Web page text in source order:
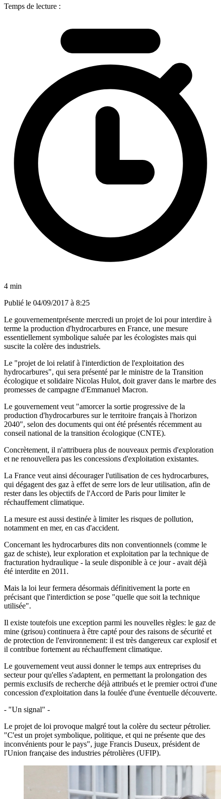
Temps de lecture :
4 min
Publié le 04/09/2017 à 8:25
Le gouvernementprésente mercredi un projet de loi pour interdire à
terme la production d'hydrocarbures en France, une mesure
essentiellement symbolique saluée par les écologistes mais qui
suscite la colère des industriels.
Le "projet de loi relatif à l'interdiction de l'exploitation des
hydrocarbures", qui sera présenté par le ministre de la Transition
écologique et solidaire Nicolas Hulot, doit graver dans le marbre des
promesses de campagne d'Emmanuel Macron.
Le gouvernement veut "amorcer la sortie progressive de la
production d'hydrocarbures sur le territoire français à l'horizon
2040", selon des documents qui ont été présentés récemment au
conseil national de la transition écologique (CNTE).
Concrètement, il n'attribuera plus de nouveaux permis d'exploration
et ne renouvellera pas les concessions d'exploitation existantes.
La France veut ainsi décourager l'utilisation de ces hydrocarbures,
qui dégagent des gaz à effet de serre lors de leur utilisation, afin de
rester dans les objectifs de l'Accord de Paris pour limiter le
réchauffement climatique.
La mesure est aussi destinée à limiter les risques de pollution,
notamment en mer, en cas d'accident.
Concernant les hydrocarbures dits non conventionnels (comme le
gaz de schiste), leur exploration et exploitation par la technique de
fracturation hydraulique - la seule disponible à ce jour - avait déjà
été interdite en 2011.
Mais la loi leur fermera désormais définitivement la porte en
précisant que l'interdiction se pose "quelle que soit la technique
utilisée".
Il existe toutefois une exception parmi les nouvelles règles: le gaz de
mine (grisou) continuera à être capté pour des raisons de sécurité et
de protection de l'environnement: il est très dangereux car explosif et
il contribue fortement au réchauffement climatique.
Le gouvernement veut aussi donner le temps aux entreprises du
secteur pour qu'elles s'adaptent, en permettant la prolongation des
permis exclusifs de recherche déjà attribués et le premier octroi d'une
concession d'exploitation dans la foulée d'une éventuelle découverte.
- "Un signal" -
Le projet de loi provoque malgré tout la colère du secteur pétrolier.
"C'est un projet symbolique, politique, et qui ne présente que des
inconvénients pour le pays", juge Francis Duseux, président de
l'Union française des industries pétrolières (UFIP).